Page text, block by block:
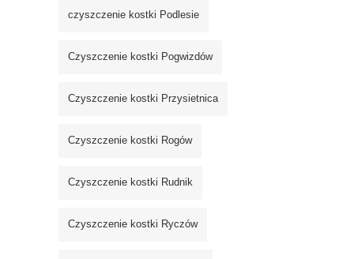
czyszczenie kostki Podlesie
Czyszczenie kostki Pogwizdów
Czyszczenie kostki Przysietnica
Czyszczenie kostki Rogów
Czyszczenie kostki Rudnik
Czyszczenie kostki Ryczów